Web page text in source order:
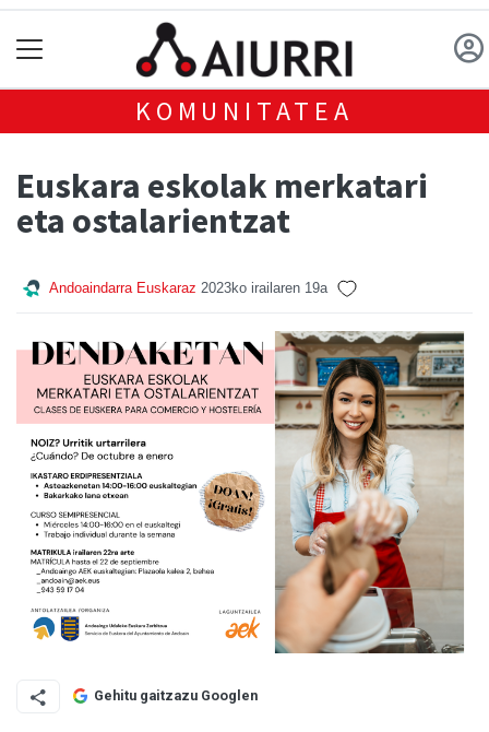
KOMUNITATEA
Euskara eskolak merkatari
eta ostalarientzat
Andoaindarra Euskaraz 2023ko irailaren 19a
Gehitu gaitzazu Googlen